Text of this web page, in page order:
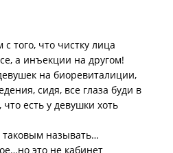
того, что чистку лица
а инъекции на другом!
на биоревиталиции,
сидя, все глаза буди в
есть у девушки хоть
называть…
это не кабинет